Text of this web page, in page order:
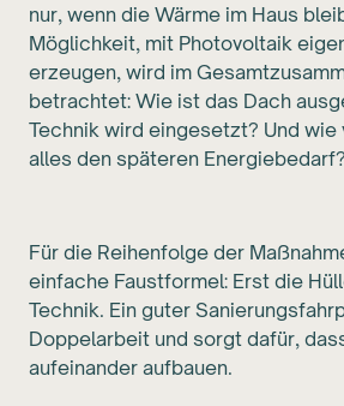
nur, wenn die Wärme im Haus
Möglichkeit, mit Photovoltaik
erzeugen, wird im
betrachtet: Wie ist das Dach
Technik wird eingesetzt? Und wie
alles den späteren Energiebedarf?
Für die Reihenfolge der
einfache Faustformel: Erst die
Technik. Ein guter
Doppelarbeit und sorgt dafür,
aufeinander aufbauen.